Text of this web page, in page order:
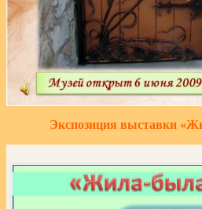
Экспозиция выставки